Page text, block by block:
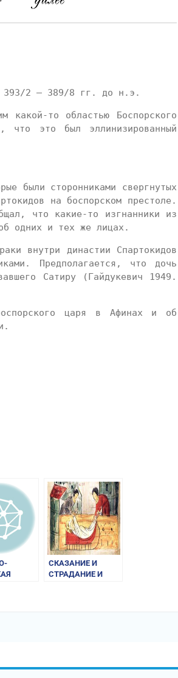
393/2 — 389/8 гг. до н.э.
какой-то областью Боспорского
что это был эллинизированный
были сторонниками свергнутых
на боспорском престоле.
что какие-то изгнанники из
одних и тех же лицах.
внутри династии Спартокидов
Предполагается, что дочь
Сатиру (Гайдукевич 1949.
царя в Афинах и об
СКАЗАНИЕ И
СТРАДАНИЕ И